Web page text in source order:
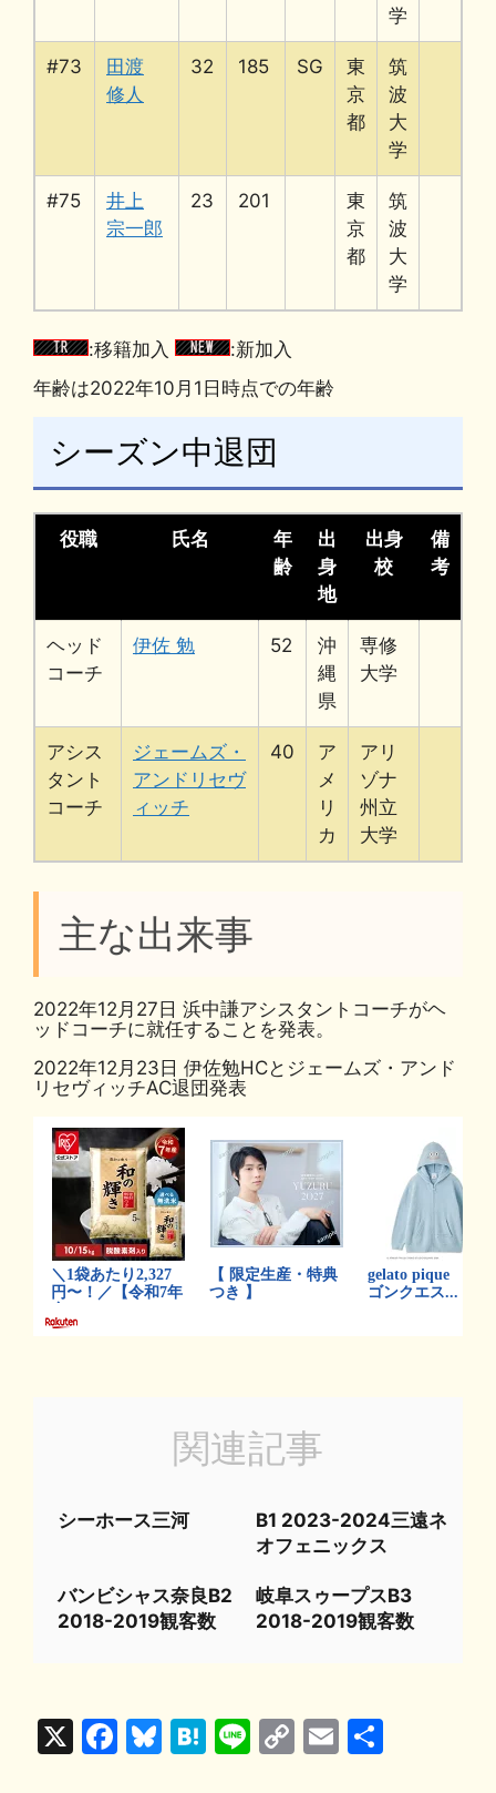
学
#73
田渡
修人
32 185 SG
東
京
都
筑
波
大
学
#75
井上
宗一郎
23 201
東
京
都
筑
波
大
学
:移籍加入
:新加入
年齢は2022年10月1日時点での年齢
シーズン中退団
役職 氏名
年
齢
出
身
地
出身
校
備
考
ヘッド
コーチ
伊佐 勉 52
沖
縄
県
専修
大学
アシス
タント
コーチ
ジェームズ・
アンドリセヴ
ィッチ
40
ア
メ
リ
カ
アリ
ゾナ
州立
大学
主な出来事
2022年12月27日 浜中謙アシスタントコーチがヘ
ッドコーチに就任することを発表。
2022年12月23日 伊佐勉HCとジェームズ・アンド
リセヴィッチAC退団発表
関連記事
シーホース三河
B1 2023-2024三遠ネ
オフェニックス
バンビシャス奈良B2
2018-2019観客数
岐阜スゥープスB3
2018-2019観客数
X
F
Bl H
Li C
E